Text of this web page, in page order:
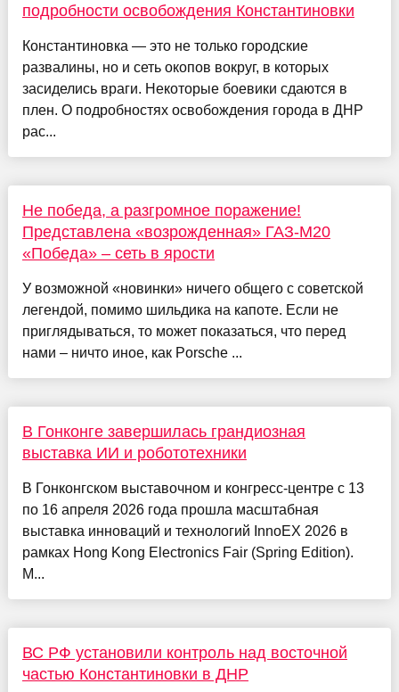
подробности освобождения Константиновки
Константиновка — это не только городские
развалины, но и сеть окопов вокруг, в которых
засиделись враги. Некоторые боевики сдаются в
плен. О подробностях освобождения города в ДНР
рас...
Не победа, а разгромное поражение!
Представлена «возрожденная» ГАЗ-М20
«Победа» – сеть в ярости
У возможной «новинки» ничего общего с советской
легендой, помимо шильдика на капоте. Если не
приглядываться, то может показаться, что перед
нами – ничто иное, как Porsche ...
В Гонконге завершилась грандиозная
выставка ИИ и робототехники
В Гонконгском выставочном и конгресс-центре с 13
по 16 апреля 2026 года прошла масштабная
выставка инноваций и технологий InnoEX 2026 в
рамках Hong Kong Electronics Fair (Spring Edition).
М...
ВС РФ установили контроль над восточной
частью Константиновки в ДНР